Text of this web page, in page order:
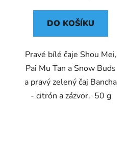
DO KOŠÍKU
Pravé bílé čaje Shou Mei,
Pai Mu Tan a Snow Buds
a pravý zelený čaj Bancha
- citrón a zázvor. 50 g